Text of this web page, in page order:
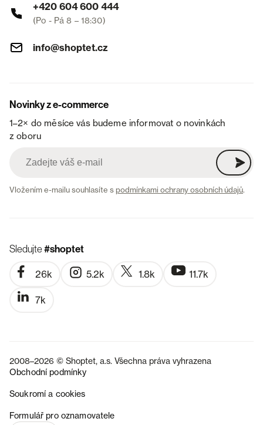
+420 604 600 444
(Po - Pá 8 – 18:30)
info@shoptet.cz
Novinky z e-commerce
1–2× do měsíce vás budeme informovat o novinkách
z oboru
Vložením e-mailu souhlasíte spodmínkami ochrany osobních údajů.
Sledujte#shoptet
26k 5.2k 1.8k 11.7k
7k
2008–2026 © Shoptet, a.s. Všechna práva vyhrazena
Obchodní podmínky
Soukromí a cookies
Formulář pro oznamovatele